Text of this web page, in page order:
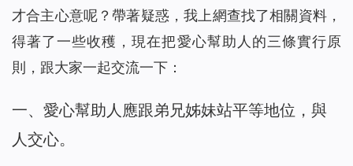
才合主心意呢？帶著疑惑，我上網查找了相關資料，
得著了一些收穫，現在把愛心幫助人的三條實行原
則，跟大家一起交流一下：
一、愛心幫助人應跟弟兄姊妹站平等地位，與
人交心。